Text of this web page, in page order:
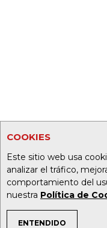
COOKIES
Este sitio web usa
analizar el tráfico,
comportamiento del
nuestra Política de
ENTENDIDO